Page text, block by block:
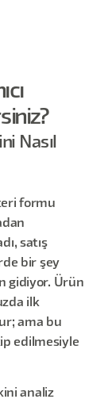
Nasıl
formu
satış
bir şey
gidiyor. Ürün
ilk
ama bu
edilmesiyle
analiz